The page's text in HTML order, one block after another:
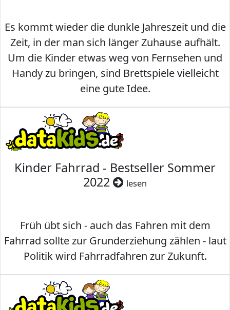
Es kommt wieder die dunkle Jahreszeit und die
Zeit, in der man sich länger Zuhause aufhält.
Um die Kinder etwas weg von Fernsehen und
Handy zu bringen, sind Brettspiele vielleicht
eine gute Idee.
Kinder Fahrrad - Bestseller Sommer
2022
lesen
Früh übt sich - auch das Fahren mit dem
Fahrrad sollte zur Grunderziehung zählen - laut
Politik wird Fahrradfahren zur Zukunft.